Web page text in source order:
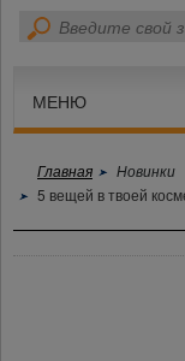
МЕНЮ
Главная
Новинки
5 вещей в твоей